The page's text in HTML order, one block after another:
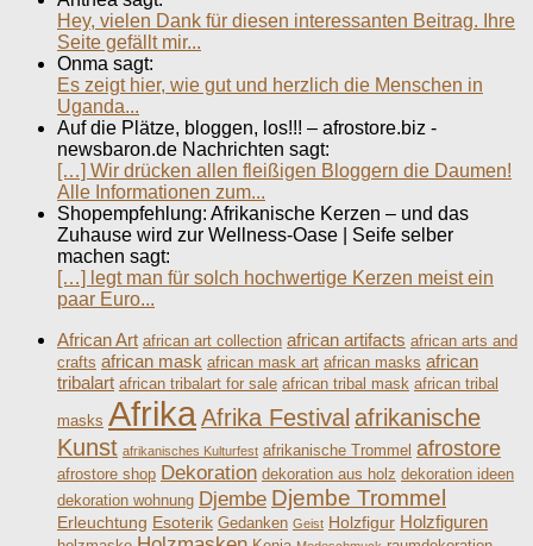
Hey, vielen Dank für diesen interessanten Beitrag. Ihre
Seite gefällt mir...
Onma sagt:
Es zeigt hier, wie gut und herzlich die Menschen in
Uganda...
Auf die Plätze, bloggen, los!!! – afrostore.biz -
newsbaron.de Nachrichten sagt:
[…] Wir drücken allen fleißigen Bloggern die Daumen!
Alle Informationen zum...
Shopempfehlung: Afrikanische Kerzen – und das
Zuhause wird zur Wellness-Oase | Seife selber
machen sagt:
[…] legt man für solch hochwertige Kerzen meist ein
paar Euro...
African Art african art collection african artifacts african arts and
crafts african mask african mask art african masks african
tribalart african tribalart for sale african tribal mask african tribal
masks AfrikaAfrika Festival afrikanische
Kunst afrikanisches Kulturfest afrikanische Trommel afrostore
afrostore shop Dekoration dekoration aus holz dekoration ideen
dekoration wohnung Djembe Djembe Trommel
Erleuchtung Esoterik Gedanken Geist Holzfigur Holzfiguren